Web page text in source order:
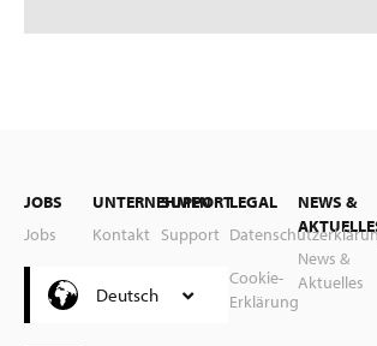
JOBS
Jobs
UNTERNEHMEN
Kontakt
Gruppe
SUPPORT
Support
LEGAL
Cookie-
Erklärung
NEWS &
News &
Aktuelles
Deutsch
Svenska
Polski
Čeština